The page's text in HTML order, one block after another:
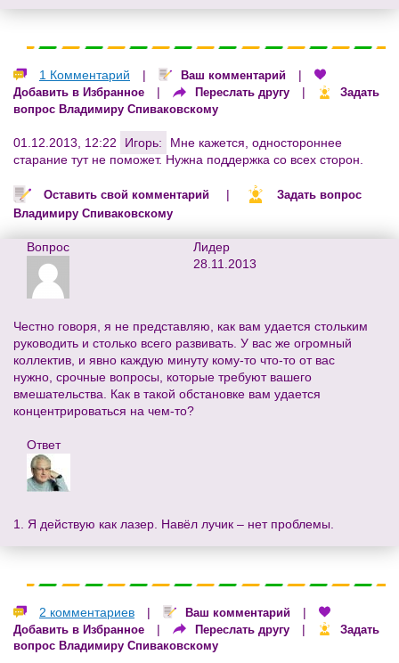
1 Комментарий | Ваш комментарий |
Добавить в Избранное | Переслать другу |
Задать
вопрос Владимиру Спиваковскому
01.12.2013, 12:22 Игорь:
Мне кажется, одностороннее
старание тут не поможет. Нужна поддержка со всех сторон.
Оставить свой комментарий |
Задать вопрос
Владимиру Спиваковскому
Вопрос
Лидер
28.11.2013
Честно говоря, я не представляю, как вам удается стольким
руководить и столько всего развивать. У вас же огромный
коллектив, и явно каждую минуту кому-то что-то от вас
нужно, срочные вопросы, которые требуют вашего
вмешательства. Как в такой обстановке вам удается
концентрироваться на чем-то?
Ответ
1. Я действую как лазер. Навёл лучик – нет проблемы.
2 комментариев | Ваш комментарий |
Добавить в Избранное | Переслать другу |
Задать
вопрос Владимиру Спиваковскому